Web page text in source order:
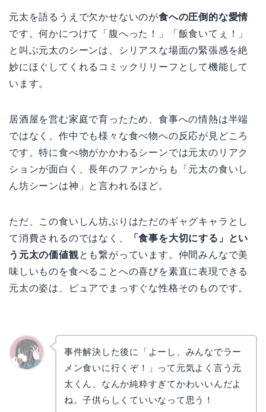
元太を語るうえで欠かせないのが食への圧倒的な愛情
です。何かにつけて「腹へった！」「飯食いてぇ！」
と叫ぶ元太のシーンは、シリアスな場面の緊張感を絶
妙にほぐしてくれるコミックリリーフとして機能して
います。
居酒屋を営む家庭で育ったため、食事への情熱は半端
ではなく、作中でも様々な食べ物への反応が見どころ
です。特に食べ物がかかわるシーンでは元太のリアク
ションが面白く、長年のファンからも「元太の食いし
ん坊シーンは神」と言われるほど。
ただ、この食いしん坊ぶりはただのギャグキャラとし
て消費されるのではなく、
「食事を大切にする」とい
う元太の価値観とも繋がっています。仲間みんなで美
味しいものを食べることへの喜びを素直に表現できる
元太の姿は、ピュアでまっすぐな性格そのものです。
事件解決した後に「よーし、みんなでラー
メン食いに行くぞ！」って元気よく言う元
太くん、なんか純粋すぎてかわいいんだよ
ね。子供らしくていいなって思う！